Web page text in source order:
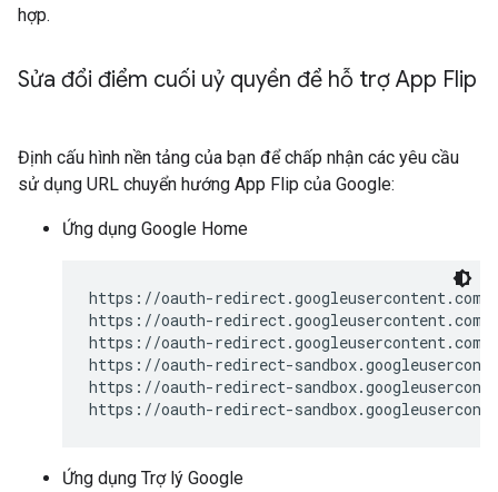
hợp.
Sửa đổi điểm cuối uỷ quyền để hỗ trợ App Flip
Định cấu hình nền tảng của bạn để chấp nhận các yêu cầu
sử dụng URL chuyển hướng App Flip của Google:
Ứng dụng Google Home
https://oauth-redirect.googleusercontent.com/
https://oauth-redirect.googleusercontent.com/
https://oauth-redirect.googleusercontent.com/
https://oauth-redirect-
https://oauth-redirect-
Ứng dụng Trợ lý Google